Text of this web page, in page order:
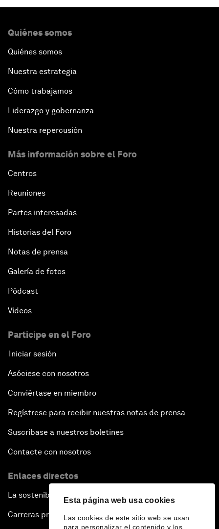
Esta página web usa cookies
Las cookies de este sitio web se usan
para personalizar el contenido y los
Quiénes somos
Quiénes somos
Nuestra estrategia
Cómo trabajamos
Liderazgo y gobernanza
Nuestra repercusión
Más información sobre el Foro
Centros
Reuniones
Partes interesadas
Historias del Foro
Notas de prensa
Galería de fotos
Pódcast
Vídeos
Participe en el Foro
Iniciar sesión
Asóciese con nosotros
Conviértase en miembro
Regístrese para recibir nuestras notas de prensa
Suscríbase a nuestros boletines
Contacte con nosotros
Enlaces directos
La sostenibilidad en el Foro
Carreras profesionales